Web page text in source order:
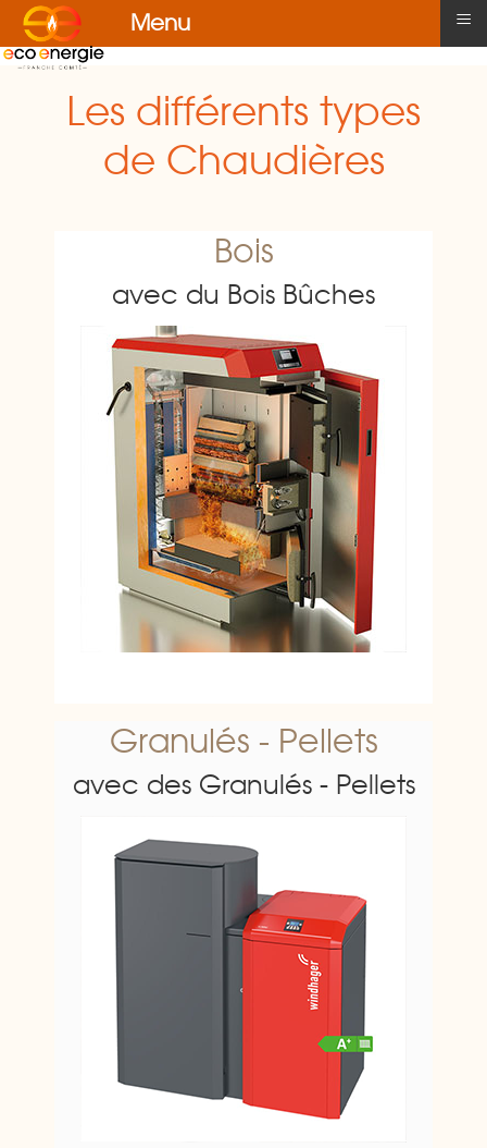
Les différents types
de Chaudières
Bois
avec du Bois Bûches
Granulés - Pellets
avec des Granulés - Pellets
Menu ≡